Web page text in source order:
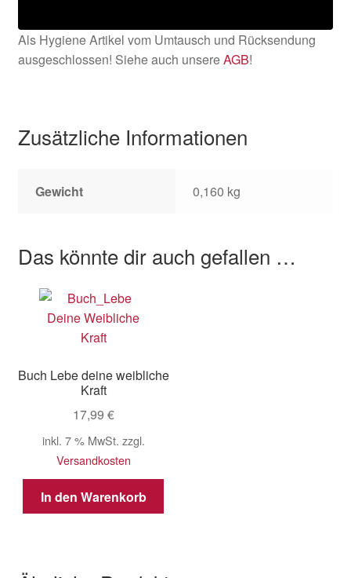
Als Hygiene Artikel vom Umtausch und Rücksendung
ausgeschlossen! Siehe auch unsereAGB!
Zusätzliche Informationen
Gewicht 0,160 kg
Das könnte dir auch gefallen …
Buch Lebe deine weibliche
Kraft
17,99 €
inkl. 7 % MwSt. zzgl.
Versandkosten
In den Warenkorb